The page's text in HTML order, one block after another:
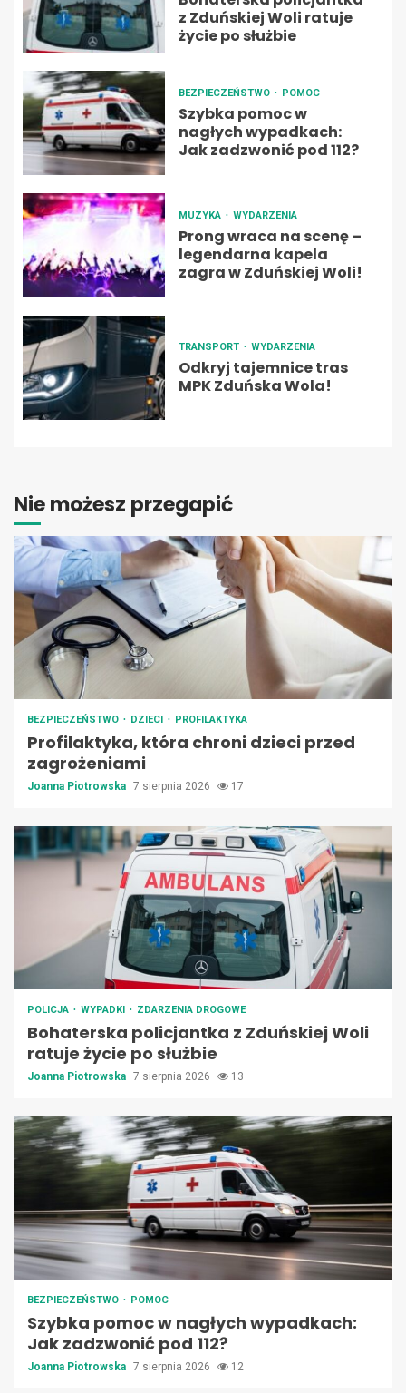
z Zduńskiej Woli ratuje
życie po służbie
BEZPIECZEŃSTWO POMOC
Szybka pomoc w
nagłych wypadkach:
Jak zadzwonić pod 112?
MUZYKA WYDARZENIA
Prong wraca na scenę –
legendarna kapela
zagra w Zduńskiej Woli!
TRANSPORT WYDARZENIA
Odkryj tajemnice tras
MPK Zduńska Wola!
Nie możesz przegapić
BEZPIECZEŃSTWO DZIECI PROFILAKTYKA
Profilaktyka, która chroni dzieci przed
zagrożeniami
Joanna Piotrowska 7 sierpnia 2026 17
POLICJA WYPADKI ZDARZENIA DROGOWE
Bohaterska policjantka z Zduńskiej Woli
ratuje życie po służbie
Joanna Piotrowska 7 sierpnia 2026 13
BEZPIECZEŃSTWO POMOC
Szybka pomoc w nagłych wypadkach:
Jak zadzwonić pod 112?
Joanna Piotrowska 7 sierpnia 2026 12